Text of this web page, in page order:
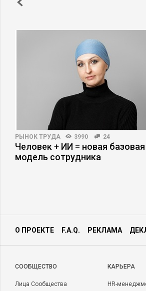
РЫНОК ТРУДА 3990 24
Человек + ИИ = новая базовая
модель сотрудника
О ПРОЕКТЕ F.A.Q. РЕКЛАМА
CООБЩЕСТВО
Лица Сообщества
КАРЬЕРА
HR-